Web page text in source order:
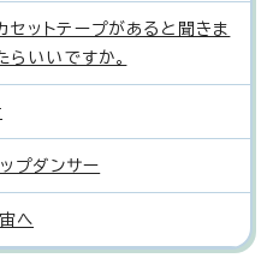
ットテープがあると聞きま
らいいですか。
プダンサー
へ